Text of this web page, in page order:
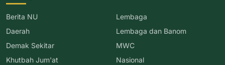
Berita NU
Daerah
Demak Sekitar
Khutbah Jum'at
Lembaga
Lembaga dan Banom
MWC
Nasional